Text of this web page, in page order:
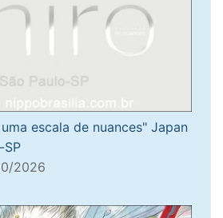
escala de nuances" Japan
SP
2026